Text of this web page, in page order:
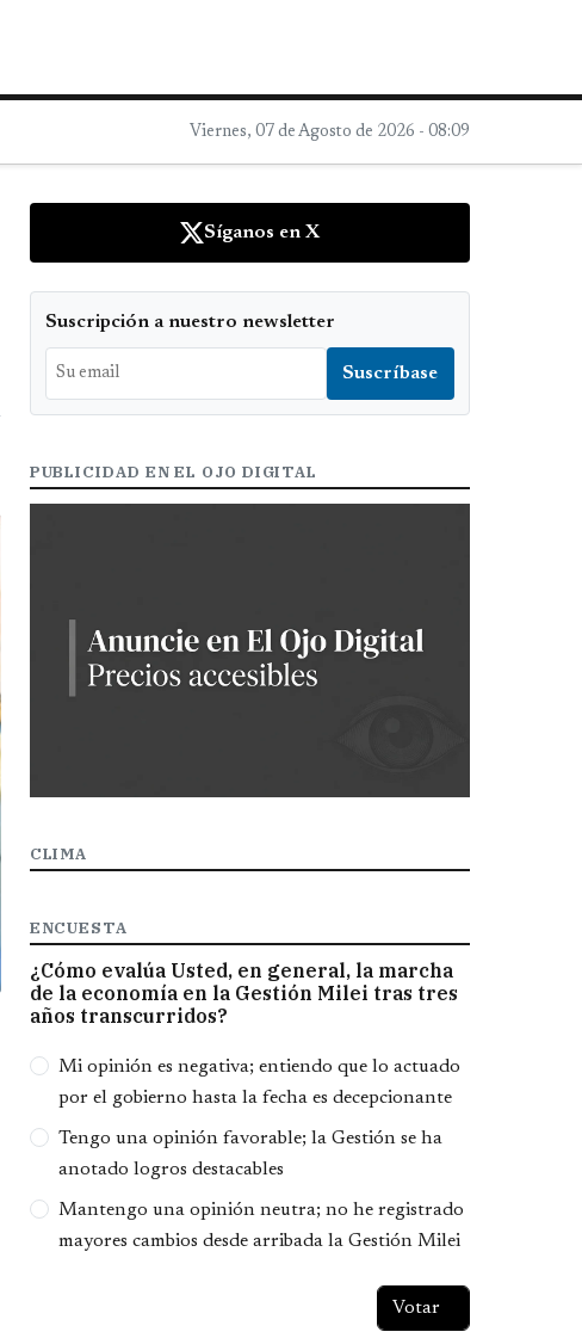
Viernes, 07 de Agosto de 2026 - 08:09
Síganos en X
Suscripción a nuestro newsletter
PUBLICIDAD EN EL OJO DIGITAL
CLIMA
ENCUESTA
¿Cómo evalúa Usted, en general, la marcha
de la economía en la Gestión Milei tras tres
años transcurridos?
Opciones
Mi opinión es negativa; entiendo que lo actuado
por el gobierno hasta la fecha es decepcionante
Tengo una opinión favorable; la Gestión se ha
anotado logros destacables
Mantengo una opinión neutra; no he registrado
mayores cambios desde arribada la Gestión Milei